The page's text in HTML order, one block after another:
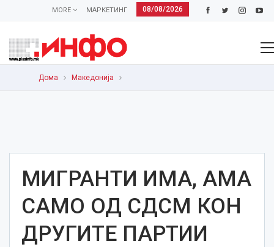
08/08/2026
МАРКЕТИНГ
MORE
Дома Македонија
МИГРАНТИ ИМА, АМА
САМО ОД СДСМ КОН
ДРУГИТЕ ПАРТИИ